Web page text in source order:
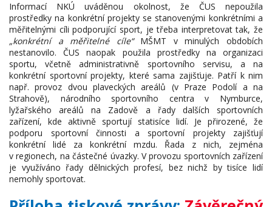
Informací NKÚ uváděnou okolnost, že ČUS nepoužila
prostředky na konkrétní projekty se stanovenými konkrétními a
měřitelnými cíli podporující sport, je třeba interpretovat tak, že
„konkrétní a měřitelné cíle“MŠMT v minulých obdobích
nestanovilo. ČUS naopak použila prostředky na organizaci
sportu, včetně administrativně sportovního servisu, a na
konkrétní sportovní projekty, které sama zajišťuje. Patří k nim
např. provoz dvou plaveckých areálů (v Praze Podolí a na
Strahově), národního sportovního centra v Nymburce,
lyžařského areálů na Zadově a řady dalších sportovních
zařízení, kde aktivně sportují statisíce lidí. Je přirozené, že
podporu sportovní činnosti a sportovní projekty zajišťují
konkrétní lidé za konkrétní mzdu. Řada z nich, zejména
v regionech, na částečné úvazky. V provozu sportovních zařízení
je využíváno řady dělnických profesí, bez nichž by tisíce lidí
nemohly sportovat.